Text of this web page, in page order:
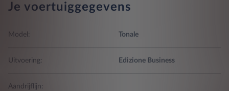
Je voertuiggegevens
Model: Tonale
Uitvoering: Edizione Business
Aandrijflijn: